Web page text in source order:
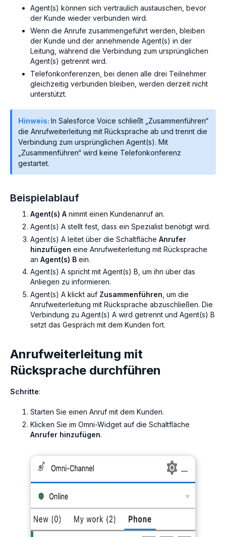
Agent(s) können sich vertraulich austauschen, bevor
der Kunde wieder verbunden wird.
Wenn die Anrufe zusammengeführt werden, bleiben
der Kunde und der annehmende Agent(s) in der
Leitung, während die Verbindung zum ursprünglichen
Agent(s) getrennt wird.
Telefonkonferenzen, bei denen alle drei Teilnehmer
gleichzeitig verbunden bleiben, werden derzeit nicht
unterstützt.
Hinweis: In Salesforce Voice schließt „Zusammenführen“
die Anrufweiterleitung mit Rücksprache ab und trennt die
Verbindung zum ursprünglichen Agent(s). Mit
„Zusammenführen“ wird keine Telefonkonferenz
gestartet.
Beispielablauf
Agent(s) A nimmt einen Kundenanruf an.
Agent(s) A stellt fest, dass ein Spezialist benötigt wird.
Agent(s) A leitet über die Schaltfläche Anrufer
hinzufügen eine Anrufweiterleitung mit Rücksprache
an Agent(s) B ein.
Agent(s) A spricht mit Agent(s) B, um ihn über das
Anliegen zu informieren.
Agent(s) A klickt auf Zusammenführen , um die
Anrufweiterleitung mit Rücksprache abzuschließen. Die
Verbindung zu Agent(s) A wird getrennt und Agent(s) B
setzt das Gespräch mit dem Kunden fort.
Anrufweiterleitung mit
Rücksprache durchführen
Schritte:
Starten Sie einen Anruf mit dem Kunden.
Klicken Sie im Omni-Widget auf die Schaltfläche
Anrufer hinzufügen.